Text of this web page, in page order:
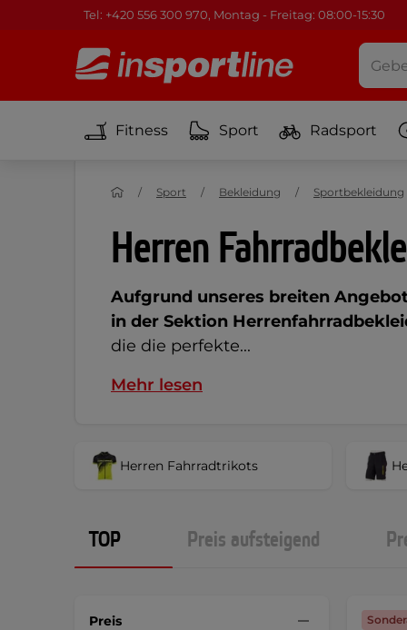
Tel: +420 556 300 970, Montag - Freitag: 08:00-15:30
Fitness Sport Radsport
Herren
Aufgrund unseres breiten
in der Sektion
die die perfekte...
Mehr lesen
Sport Bekleidung Sportbekleidung
Herren Fahrradtrikots
TOP Preis aufsteigend
Preis